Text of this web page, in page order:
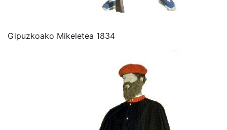
Gipuzkoako Mikeletea 1834